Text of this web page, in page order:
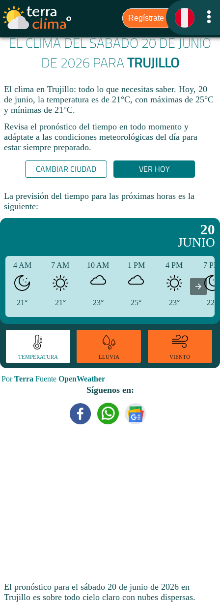
EL CLIMA DEL SÁBADO 20 DE JUNIO
DE 2026 PARATRUJILLO
El clima en Trujillo: todo lo que necesitas saber. Hoy, 20
de junio, la temperatura es de 21°C, con máximas de 25°C
y mínimas de 21°C.
Revisa el pronóstico del tiempo en todo momento y
adáptate a las condiciones meteorológicas del día para
estar siempre preparado.​
CAMBIAR CIUDAD VER HOY
La previsión del tiempo para las próximas horas es la
siguiente:
20
JUNIO
4 AM
21°
7 AM
21°
10 AM
23°
1 PM
25°
4 PM
23°
7
22°
TEMPERATURA LLUVIA VIENTO
PorTerra Fuente OpenWeather
Síguenos en:
El pronóstico para el sábado 20 de junio de 2026 en
Trujillo es sobre todo cielo claro con nubes dispersas.